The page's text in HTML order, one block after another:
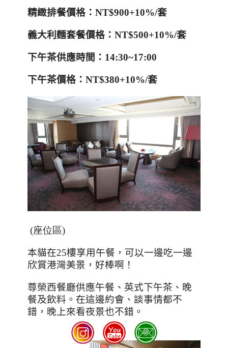
精緻排餐價格： NT$900+10%/套
義大利麵套餐價格： NT$500+10%/套
下午茶供應時間： 14:30~17:00
下午茶價格： NT$380+10%/套
(座位區)
本貓在25樓享用午餐，可以一邊吃一邊
欣賞港灣美景，好棒啊！
尊榮西餐廳供應午餐、英式下午茶、晚
餐及飲料。在這邊約會、談事情都不
錯，晚上來看夜景也不錯。